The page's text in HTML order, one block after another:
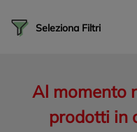
Seleziona Filtri
Al momento
prodotti in